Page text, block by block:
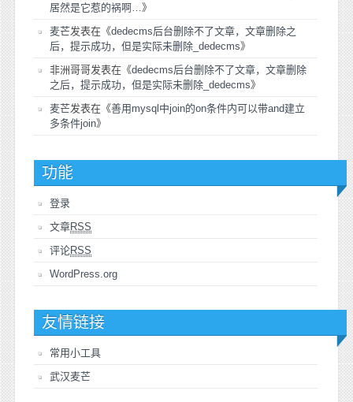
居然是它惹的祸啊… 》
麦芒发表在《dedecms后台删除不了文章，文章删除之
后，提示成功，但是实际未删除_dedecms》
非洲哥哥发表在《dedecms后台删除不了文章，文章删除
之后，提示成功，但是实际未删除_dedecms》
麦芒发表在《善用mysql中join的on条件内可以带and建立
多条件join》
功能
登录
文章RSS
评论RSS
WordPress.org
友情链接
常用小工具
武汉麦芒